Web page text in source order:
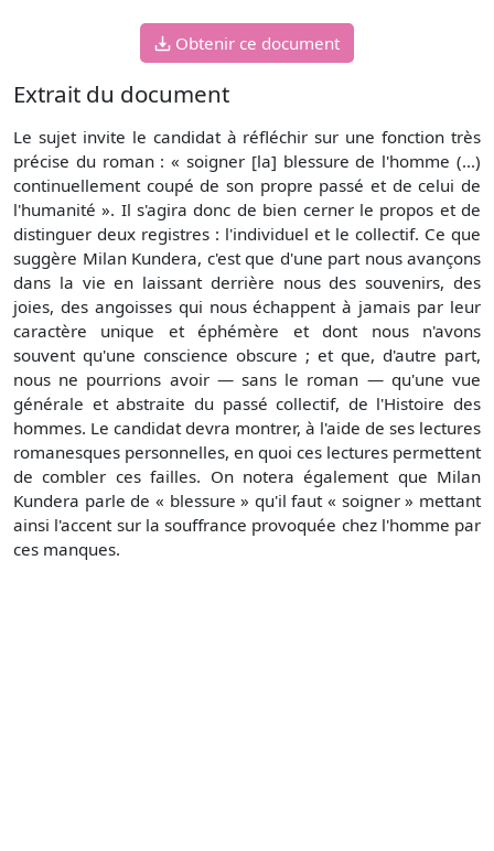
Obtenir ce document
Extrait du document
Le sujet invite le candidat à réfléchir sur une fonction très
précise du roman : « soigner [la] blessure de l'homme (...)
continuellement coupé de son propre passé et de celui de
l'humanité ». Il s'agira donc de bien cerner le propos et de
distinguer deux registres : l'individuel et le collectif. Ce que
suggère Milan Kundera, c'est que d'une part nous avançons
dans la vie en laissant derrière nous des souvenirs, des
joies, des angoisses qui nous échappent à jamais par leur
caractère unique et éphémère et dont nous n'avons
souvent qu'une conscience obscure ; et que, d'autre part,
nous ne pourrions avoir — sans le roman — qu'une vue
générale et abstraite du passé collectif, de l'Histoire des
hommes. Le candidat devra montrer, à l'aide de ses lectures
romanesques personnelles, en quoi ces lectures permettent
de combler ces failles. On notera également que Milan
Kundera parle de « blessure » qu'il faut « soigner » mettant
ainsi l'accent sur la souffrance provoquée chez l'homme par
ces manques.